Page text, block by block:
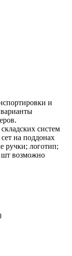
и
систем
на поддонах
ручки; логотип;
шт возможно